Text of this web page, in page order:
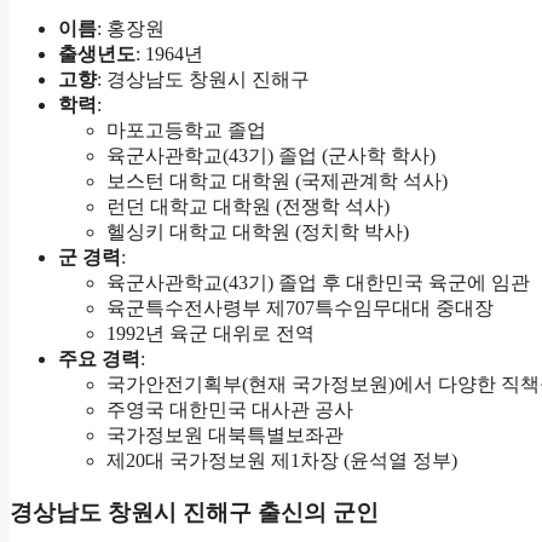
이름: 홍장원
출생년도: 1964년
고향: 경상남도 창원시 진해구
학력 :
마포고등학교 졸업
육군사관학교(43기) 졸업 (군사학 학사)
보스턴 대학교 대학원 (국제관계학 석사)
런던 대학교 대학원 (전쟁학 석사)
헬싱키 대학교 대학원 (정치학 박사)
군 경력 :
육군사관학교(43기) 졸업 후 대한민국 육군에 임관
육군특수전사령부 제707특수임무대대 중대장
1992년 육군 대위로 전역
주요 경력 :
국가안전기획부(현재 국가정보원)에서 다양한 직
주영국 대한민국 대사관 공사
국가정보원 대북특별보좌관
제20대 국가정보원 제1차장 (윤석열 정부)
경상남도 창원시 진해구 출신의 군인